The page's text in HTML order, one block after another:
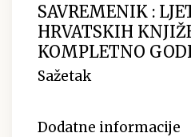
SAVREMENIK :
HRVATSKIH
KOMPLETNO
Sažetak
Dodatne informacije